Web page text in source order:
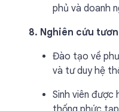
phủ và doanh
8. Nghiên cứu
Đào tạo về
và tư duy hệ
Sinh viên